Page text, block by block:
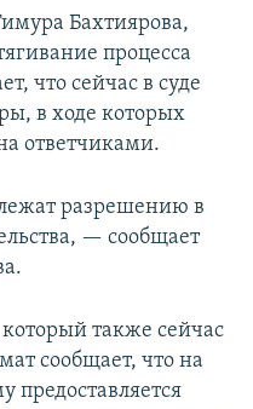
Бахтиярова,
процесса
что сейчас в суде
в ходе которых
ответчиками.
разрешению в
— сообщает
также сейчас
сообщает, что на
предоставляется